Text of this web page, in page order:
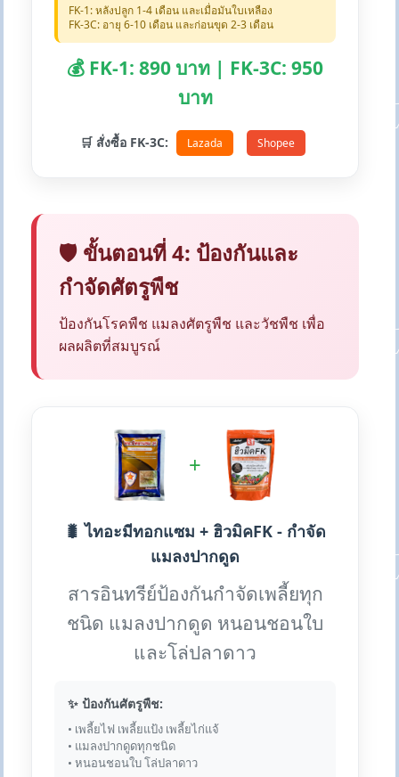
FK-1: หลังปลูก 1-4 เดือน และเมื่อมันใบเหลือง
FK-3C: อายุ 6-10 เดือน และก่อนขุด 2-3 เดือน
💰 FK-1: 890 บาท | FK-3C: 950
บาท
🛒 สั่งซื้อ FK-3C: Lazada Shopee
🛡️ ขั้นตอนที่ 4: ป้องกันและ
กำจัดศัตรูพืช
ป้องกันโรคพืช แมลงศัตรูพืช และวัชพืช เพื่อ
ผลผลิตที่สมบูรณ์
+
🐛 ไทอะมีทอกแซม + ฮิวมิคFK - กำจัด
แมลงปากดูด
สารอินทรีย์ป้องกันกำจัดเพลี้ยทุก
ชนิด แมลงปากดูด หนอนชอนใบ
และโล่ปลาดาว
✨ ป้องกันศัตรูพืช:
• เพลี้ยไฟ เพลี้ยแป้ง เพลี้ยไก่แจ้
• แมลงปากดูดทุกชนิด
• หนอนชอนใบ โล่ปลาดาว